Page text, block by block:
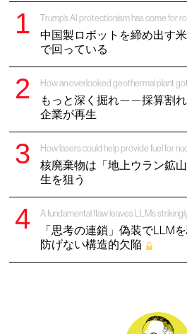
Trump’s AI protectionism has come for
中国製ロボットを締め出す
で回っている
How an overlooked geothermal plant
もっと深く掘れ——採算割
企業が再生
How lasers could help provide fuel for
核廃棄物は「地上ウラン鉱
生を狙う
A fundamental flaw leaves LLMs
「思考の連鎖」偽装でLLM
防げない構造的欠陥